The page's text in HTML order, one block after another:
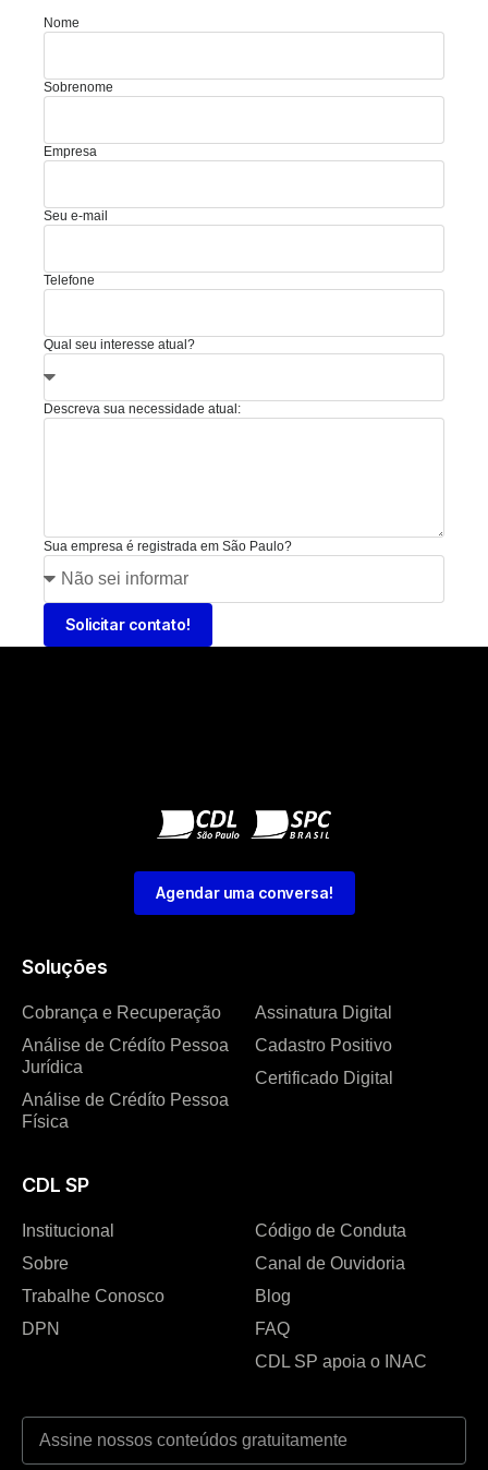
Nome
Sobrenome
Empresa
Seu e-mail
Telefone
Qual seu interesse atual?
Descreva sua necessidade atual:
Sua empresa é registrada em São Paulo?
Solicitar contato!
Soluções
Cobrança e Recuperação
Análise de Crédíto Pessoa
Jurídica
Análise de Crédíto Pessoa
Física
Assinatura Digital
Cadastro Positivo
Certificado Digital
CDL SP
Institucional
Sobre
Trabalhe Conosco
DPN
Código de Conduta
Canal de Ouvidoria
Blog
FAQ
CDL SP apoia o INAC
Agendar uma conversa!